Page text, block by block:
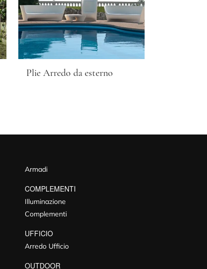
Plie Arredo da esterno
Armadi
COMPLEMENTI
Illuminazione
Complementi
UFFICIO
Arredo Ufficio
OUTDOOR